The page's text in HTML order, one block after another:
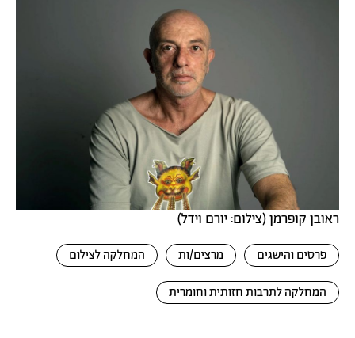
ראובן קופרמן (צילום: יורם וידל)
פרסים והישגים מרצים/ות המחלקה לצילום
המחלקה לתרבות חזותית וחומרית